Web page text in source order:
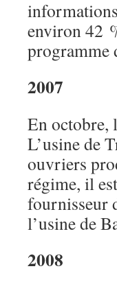
environ 42
programme
2007
En octobre,
L’usine de
ouvriers
régime, il
fournisseur
l’usine de
2008